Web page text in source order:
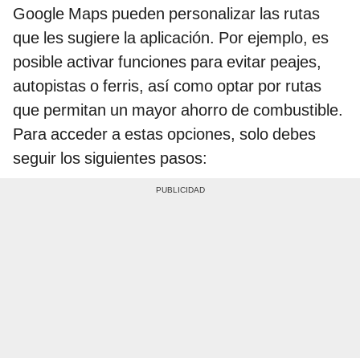
Google Maps pueden personalizar las rutas
que les sugiere la aplicación. Por ejemplo, es
posible activar funciones para evitar peajes,
autopistas o ferris, así como optar por rutas
que permitan un mayor ahorro de combustible.
Para acceder a estas opciones, solo debes
seguir los siguientes pasos: